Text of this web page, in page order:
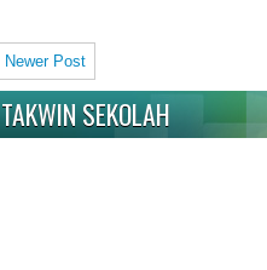
Newer Post
TAKWIN SEKOLAH